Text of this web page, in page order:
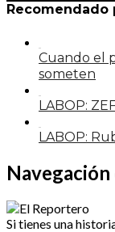
Recomendado
Cuando el
someten
LABOP:
LABOP:
Si tienes una